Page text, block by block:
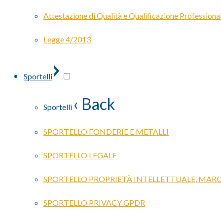
Attestazione di Qualità e Qualificazione
Legge 4/2013
Sportelli›
Sportelli ‹ Back
SPORTELLO FONDERIE E METALLI
SPORTELLO LEGALE
SPORTELLO PROPRIETÀ INTELLETTUALE,
SPORTELLO PRIVACY GPDR